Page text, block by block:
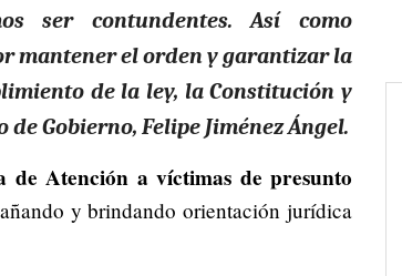
ser contundentes. Así como
mantener el orden y garantizar la
de la ley, la Constitución y
de Gobierno, Felipe Jiménez Ángel.
de Atención a víctimas de presunto
y brindando orientación jurídica